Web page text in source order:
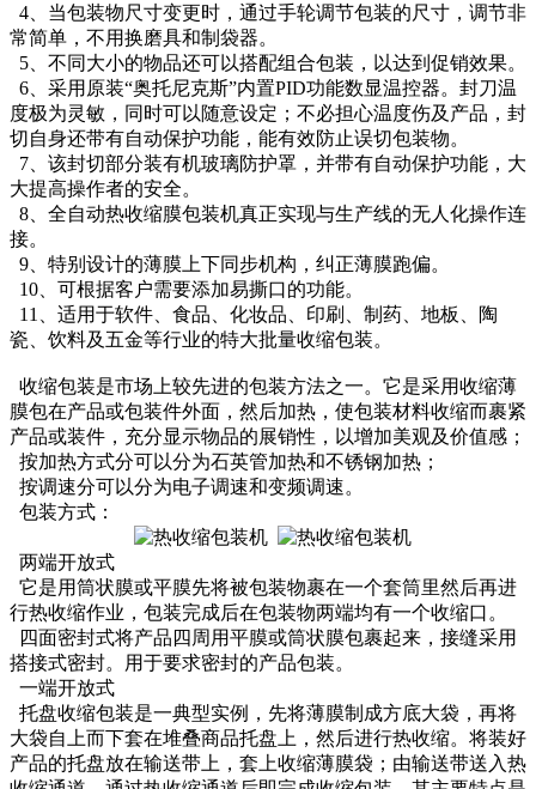
4、当包装物尺寸变更时，通过手轮调节包装的尺寸，调节非
常简单，不用换磨具和制袋器。
5、不同大小的物品还可以搭配组合包装，以达到促销效果。
6、采用原装“奥托尼克斯”内置PID功能数显温控器。封刀温
度极为灵敏，同时可以随意设定；不必担心温度伤及产品，封
切自身还带有自动保护功能，能有效防止误切包装物。
7、该封切部分装有机玻璃防护罩，并带有自动保护功能，大
大提高操作者的安全。
8、全自动热收缩膜包装机真正实现与生产线的无人化操作连
接。
9、特别设计的薄膜上下同步机构，纠正薄膜跑偏。
10、可根据客户需要添加易撕口的功能。
11、适用于软件、食品、化妆品、印刷、制药、地板、陶
瓷、饮料及五金等行业的特大批量收缩包装。
收缩包装是市场上较先进的包装方法之一。它是采用收缩薄
膜包在产品或包装件外面，然后加热，使包装材料收缩而裹紧
产品或装件，充分显示物品的展销性，以增加美观及价值感；
按加热方式分可以分为石英管加热和不锈钢加热；
按调速分可以分为电子调速和变频调速。
包装方式：
两端开放式
它是用筒状膜或平膜先将被包装物裹在一个套筒里然后再进
行热收缩作业，包装完成后在包装物两端均有一个收缩口。
四面密封式将产品四周用平膜或筒状膜包裹起来，接缝采用
搭接式密封。用于要求密封的产品包装。
一端开放式
托盘收缩包装是一典型实例，先将薄膜制成方底大袋，再将
大袋自上而下套在堆叠商品托盘上，然后进行热收缩。将装好
产品的托盘放在输送带上，套上收缩薄膜袋；由输送带送入热